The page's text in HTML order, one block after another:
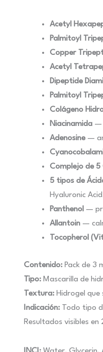
Acetyl
Palmitoyl
Copper
Acetyl
Dipeptide
Palmitoyl
Colágeno
Niacinamida —
Adenosine—
Complejo de 5
5 tipos de
Hyaluronic
Panthenol —
Allantoin —
Tocopherol
Contenido: Pack de 3
Tipo: Mascarilla de
Textura: Hidrogel
Indicación: Todo tipo
Resultados visibles